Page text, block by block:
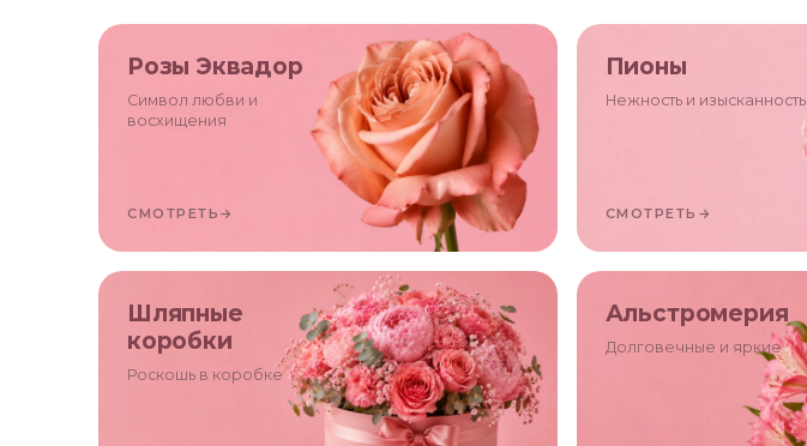
Цветы по
подписке
Розы Эквадор
Символ любви и
восхищения
СМОТРЕТЬ →
Пионы
Нежность и изысканность
СМОТРЕТЬ →
Шляпные
коробки
Роскошь в коробке
Альстромерия
Долговечные и яркие